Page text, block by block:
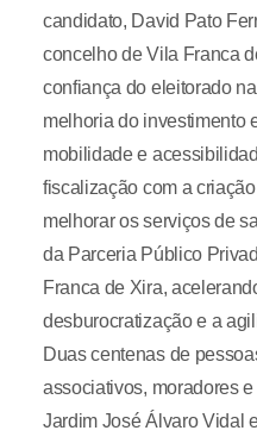
candidato, David Pato
concelho de Vila Franca
confiança do eleitorado
melhoria do investimento
mobilidade e
fiscalização com a
melhorar os serviços de
da Parceria Público
Franca de Xira,
desburocratização e a
Duas centenas de
associativos, moradores
Jardim José Álvaro Vidal